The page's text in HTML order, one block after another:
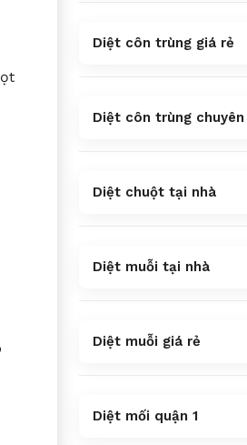
Diệt côn trùng giá rẻ
Diệt côn trùng chuyên
Diệt chuột tại nhà
Diệt muỗi tại nhà
Diệt muỗi giá rẻ
Diệt mối quận 1